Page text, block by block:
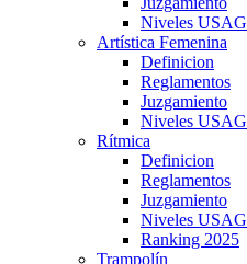
Niveles USAG
Artística Femenina
Definicion
Reglamentos
Juzgamiento
Niveles USAG
Rítmica
Definicion
Reglamentos
Juzgamiento
Niveles USAG
Ranking 2025
Trampolín